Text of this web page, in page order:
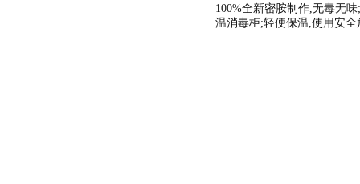
100%全新密胺制作,无毒无
温消毒柜;轻便保温,使用安全